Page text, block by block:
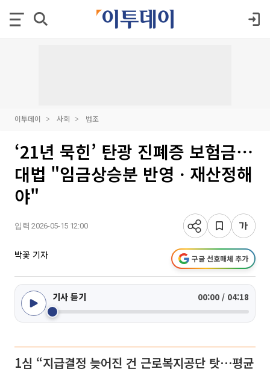
이투데이 사회 법조
‘21년 묵힌’ 탄광 진폐증 보험금⋯
대법 "임금상승분 반영ㆍ재산정해
야"
입력 2026-05-15 12:00
박꽃 기자 구글 선호매체 추가
기사 듣기 00:00 / 04:18
1심 “지급결정 늦어진 건 근로복지공단 탓⋯평균